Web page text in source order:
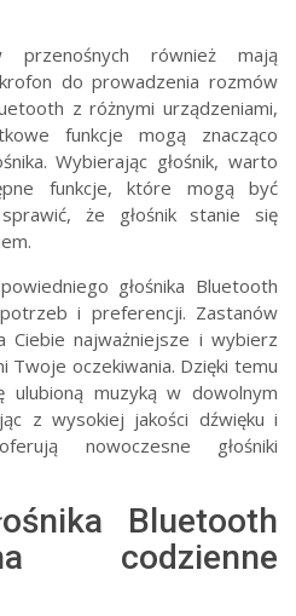
przenośnych również mają
do prowadzenia rozmów
z różnymi urządzeniami,
funkcje mogą znacząco
Wybierając głośnik, warto
funkcje, które mogą być
że głośnik stanie się
głośnika Bluetooth
i preferencji. Zastanów
najważniejsze i wybierz
Twoje oczekiwania. Dzięki temu
ulubioną muzyką w dowolnym
z wysokiej jakości dźwięku i
nowoczesne głośniki
Bluetooth
codzienne